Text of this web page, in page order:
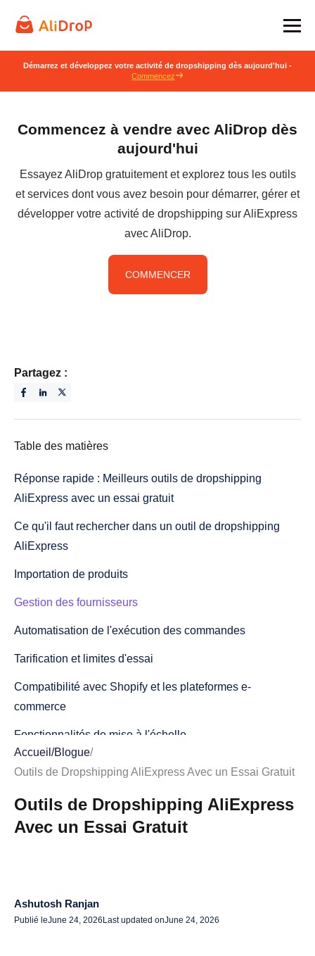
Démarrez et développez votre activité de dropshipping dès aujourd'hui -
Commencez
Commencez à vendre avec AliDrop dès
aujourd'hui
Essayez AliDrop gratuitement et explorez tous les outils
et services dont vous avez besoin pour démarrer, gérer et
développer votre activité de dropshipping sur AliExpress
avec AliDrop.
COMMENCER
Partagez :
Table des matières
Réponse rapide : Meilleurs outils de dropshipping
AliExpress avec un essai gratuit
Ce qu'il faut rechercher dans un outil de dropshipping
AliExpress
Importation de produits
Gestion des fournisseurs
Automatisation de l'exécution des commandes
Tarification et limites d'essai
Compatibilité avec Shopify et les plateformes e-
commerce
Fonctionnalités de mise à l'échelle
1. AliDrop
5. AliDropship
Accueil /Blogue/
Outils de Dropshipping AliExpress Avec un Essai Gratuit
Outils de Dropshipping AliExpress
Avec un Essai Gratuit
Ashutosh Ranjan
Publié leJune 24, 2026 Last updated onJune 24, 2026